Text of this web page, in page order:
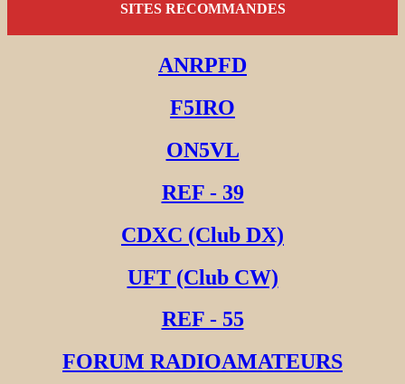
SITES RECOMMANDES
ANRPFD
F5IRO
ON5VL
REF - 39
CDXC (Club DX)
UFT (Club CW)
REF - 55
FORUM RADIOAMATEURS